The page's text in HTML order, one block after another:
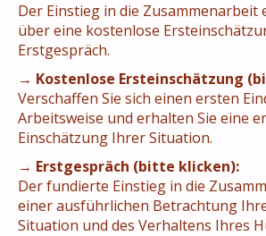
Der Einstieg in die
über eine kostenlose
Erstgespräch.
→ Kostenlose Ersteinschätzung
Verschaffen Sie sich einen ersten
Arbeitsweise und erhalten Sie eine
Einschätzung Ihrer Situation.
→ Erstgespräch (bitte klicken):
Der fundierte Einstieg in die
einer ausführlichen Betrachtung
Situation und des Verhaltens Ihres